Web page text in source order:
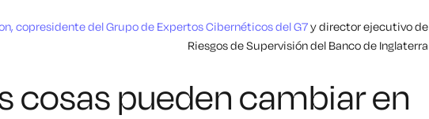
copresidente del Grupo de Expertos Cibernéticos del G7ydirector ejecutivo de
Riesgos de Supervisión del Banco de Inglaterra
cosas pueden cambiar en